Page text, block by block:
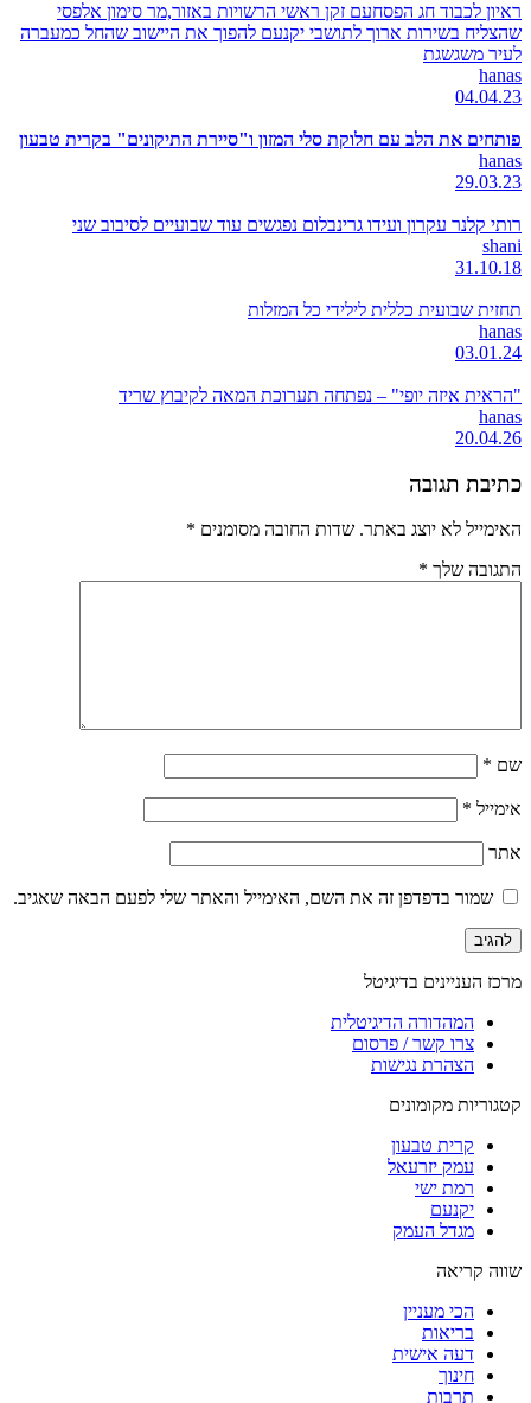
ראיון לכבוד חג הפסחעם זקן ראשי הרשויות באזור,מר סימון אלפסי
שהצליח בשירות ארוך לתושבי יקנעם להפוך את היישוב שהחל כמעברה
לעיר משגשגת
hanas
04.04.23
פותחים את הלב עם חלוקת סלי המזון ו"סיירת התיקונים" בקרית טבעון
hanas
29.03.23
רותי קלנר עקרון ועידו גרינבלום נפגשים עוד שבועיים לסיבוב שני
shani
31.10.18
תחזית שבועית כללית לילידי כל המזלות
hanas
03.01.24
"הראית איזה יופי" – נפתחה תערוכת המאה לקיבוץ שריד
hanas
20.04.26
כתיבת תגובה
האימייל לא יוצג באתר. שדות החובה מסומנים *
התגובה שלך *
שם *
אימייל *
אתר
שמור בדפדפן זה את השם, האימייל והאתר שלי לפעם הבאה שאגיב.
מרכז העניינים בדיגיטל
המהדורה הדיגיטלית
צרו קשר / פרסום
הצהרת נגישות
קטגוריות מקומונים
קרית טבעון
עמק יזרעאל
רמת ישי
יקנעם
מגדל העמק
שווה קריאה
הכי מעניין
בריאות
דעה אישית
חינוך
תרבות